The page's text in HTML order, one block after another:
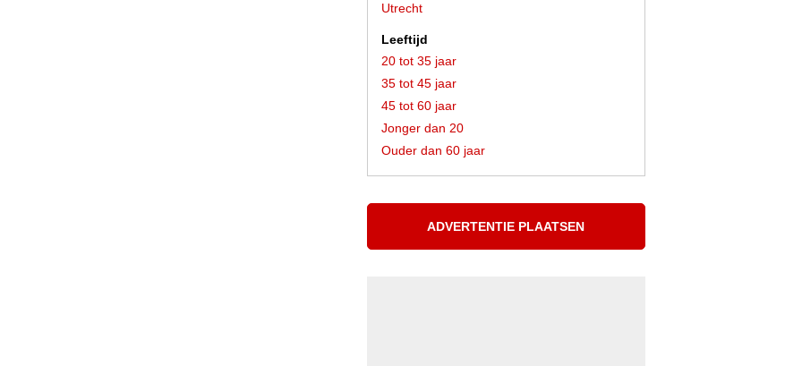
Utrecht
Leeftijd
20 tot 35 jaar
35 tot 45 jaar
45 tot 60 jaar
Jonger dan 20
Ouder dan 60 jaar
ADVERTENTIE PLAATSEN